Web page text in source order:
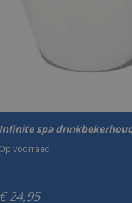
Infinite spa
24,95
Op voorraad